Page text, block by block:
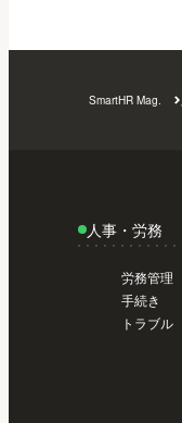
SmartHR Mag.
人事・労務
労務管理
手続き
トラブル